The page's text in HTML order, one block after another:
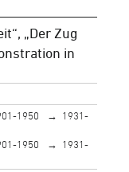
„Der Zug
in
1950
1931-
1950
1931-